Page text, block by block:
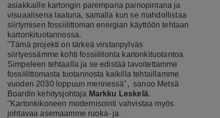
asiakkaille kartongin parempana painopintana ja
visuaalisena laatuna, samalla kun se mahdollistaa
siirtymisen fossiilittoman energian käyttöön tehtaan
kartonkituotannossa.
"Tämä projekti on tärkeä virstanpylväs
siirtyessämme kohti fossiilitonta kartonkituotantoa
Simpeleen tehtaalla ja se edistää tavoitettamme
fossiilittomasta tuotannosta kaikilla tehtaillamme
vuoden 2030 loppuun mennessä", sanoo Metsä
Boardin kehitysjohtaja Markku Leskelä.
"Kartonkikoneen modernisointi vahvistaa myös
johtavaa asemaamme ruoka- ja